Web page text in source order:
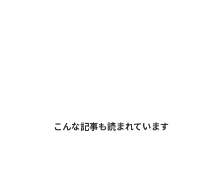
こんな記事も読まれています